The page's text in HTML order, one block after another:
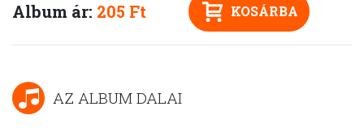
Album ár: 205 Ft KOSÁRBA
AZ ALBUM DALAI